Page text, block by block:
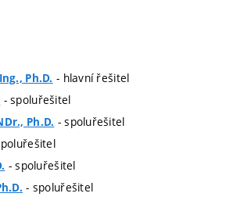
Ph.D. - hlavní řešitel
- spoluřešitel
Ph.D. - spoluřešitel
- spoluřešitel
- spoluřešitel